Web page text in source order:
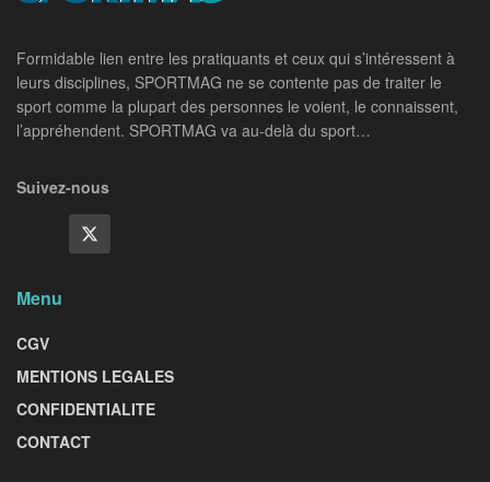
Formidable lien entre les pratiquants et ceux qui s’intéressent à
leurs disciplines, SPORTMAG ne se contente pas de traiter le
sport comme la plupart des personnes le voient, le connaissent,
l’appréhendent. SPORTMAG va au-delà du sport…
Suivez-nous
Menu
CGV
MENTIONS LEGALES
CONFIDENTIALITE
CONTACT